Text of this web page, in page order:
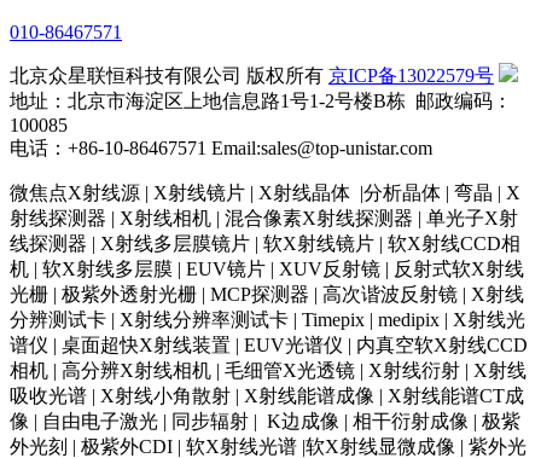
010-86467571
北京众星联恒科技有限公司 版权所有 京ICP备13022579号
地址：北京市海淀区上地信息路1号1-2号楼B栋 邮政编码：
100085
电话：+86-10-86467571 Email:sales@top-unistar.com
微焦点X射线源 | X射线镜片 | X射线晶体 |分析晶体 | 弯晶 | X
射线探测器 | X射线相机 | 混合像素X射线探测器 | 单光子X射
线探测器 | X射线多层膜镜片 | 软X射线镜片 | 软X射线CCD相
机 | 软X射线多层膜 | EUV镜片 | XUV反射镜 | 反射式软X射线
光栅 | 极紫外透射光栅 | MCP探测器 | 高次谐波反射镜 | X射线
分辨测试卡 | X射线分辨率测试卡 | Timepix | medipix | X射线光
谱仪 | 桌面超快X射线装置 | EUV光谱仪 | 内真空软X射线CCD
相机 | 高分辨X射线相机 | 毛细管X光透镜 | X射线衍射 | X射线
吸收光谱 | X射线小角散射 | X射线能谱成像 | X射线能谱CT成
像 | 自由电子激光 | 同步辐射 | K边成像 | 相干衍射成像 | 极紫
外光刻 | 极紫外CDI | 软X射线光谱 |软X射线显微成像 | 紫外光